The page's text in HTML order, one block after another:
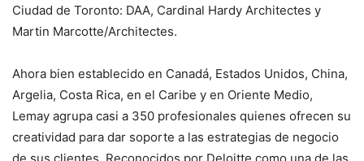
Ciudad de Toronto: DAA, Cardinal Hardy Architectes y
Martin Marcotte/Architectes.
Ahora bien establecido en Canadá, Estados Unidos, China,
Argelia, Costa Rica, en el Caribe y en Oriente Medio,
Lemay agrupa casi a 350 profesionales quienes ofrecen su
creatividad para dar soporte a las estrategias de negocio